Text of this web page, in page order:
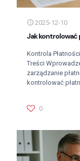
2025-12-10
Jak kontrolować
Kontrola
Treści
zarządzanie
kontrolować
0